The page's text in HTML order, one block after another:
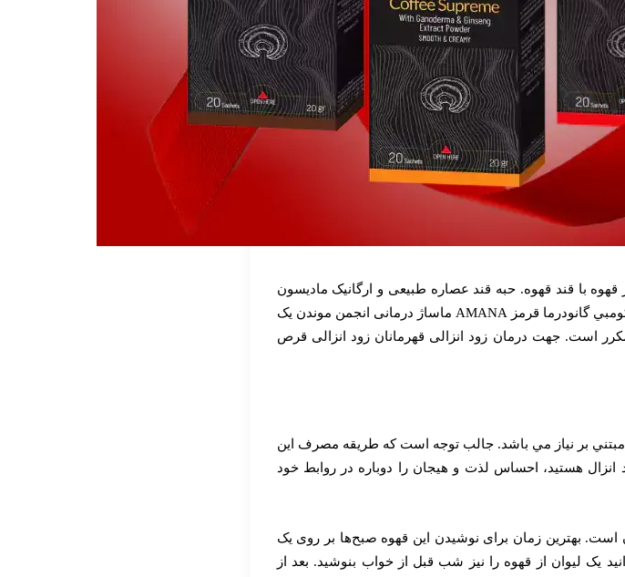
قهوه با قند قهوه. حبه قند عصاره طبیعی و ارگانیک مادیسون
گانودرما سوپریم INFUSION COFFEE GINGKO EXTRACT READY COFFEE سوپریم قهوه فوري كومبي گانودرما قرمز AMANA ماساژ درمانی انجمن موندن یک
است. جهت درمان زود انزالی قهرمانان زود انزالی قرص
مبتني بر نياز مي باشد. جالب توجه است که طریقه مصرف این
انزال هستید، احساس لذت و هیجان را دوباره در روابط خود
که می‌توانید در روز از این قهوه بنوشید، بسته به وضعیت بیماری‌تان بین ۲ تا ۳ لیوان است. بهترین زمان برای نوشیدن این قهوه صبح‌ها بر روی یک
یک لیوان از قهوه را نیز شب قبل از خواب بنوشید. بعد از